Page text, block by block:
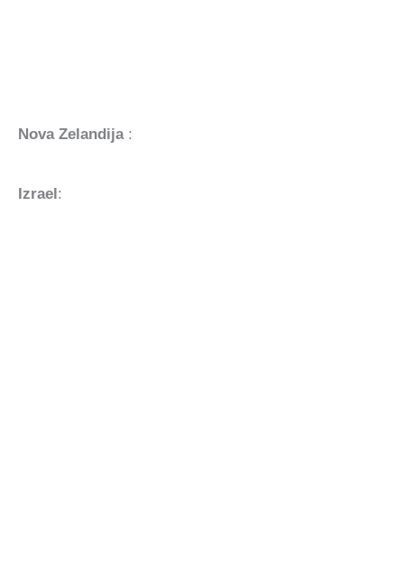
Nova Zelandija :
Izrael :